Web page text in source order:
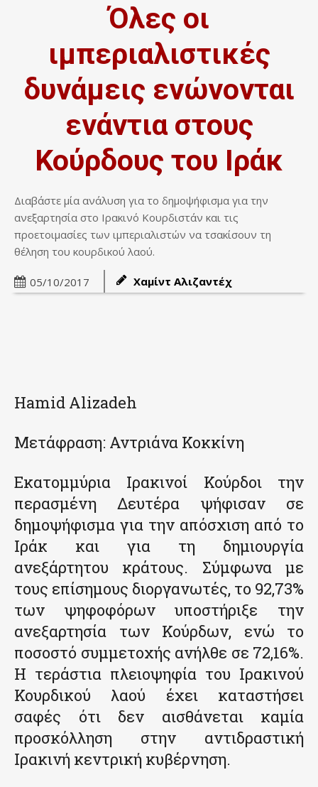
Όλες οι
ιμπεριαλιστικές
δυνάμεις ενώνονται
ενάντια στους
Κούρδους του Ιράκ
Διαβάστε μία ανάλυση για το δημοψήφισμα για την
ανεξαρτησία στο Ιρακινό Κουρδιστάν και τις
προετοιμασίες των ιμπεριαλιστών να τσακίσουν τη
θέληση του κουρδικού λαού.
05/10/2017 Χαμίντ Αλιζαντέχ
Hamid Alizadeh
Μετάφραση: Αντριάνα Κοκκίνη
Εκατομμύρια Ιρακινοί Κούρδοι την
περασμένη Δευτέρα ψήφισαν σε
δημοψήφισμα για την απόσχιση από το
Ιράκ και για τη δημιουργία
ανεξάρτητου κράτους. Σύμφωνα με
τους επίσημους διοργανωτές, το 92,73%
των ψηφοφόρων υποστήριξε την
ανεξαρτησία των Κούρδων, ενώ το
ποσοστό συμμετοχής ανήλθε σε 72,16%.
Η τεράστια πλειοψηφία του Ιρακινού
Κουρδικού λαού έχει καταστήσει
σαφές ότι δεν αισθάνεται καμία
προσκόλληση στην αντιδραστική
Ιρακινή κεντρική κυβέρνηση.